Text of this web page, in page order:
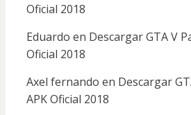
Oficial 2018
Eduardo en Descargar GTA V
Oficial 2018
Axel fernando en Descargar
APK Oficial 2018